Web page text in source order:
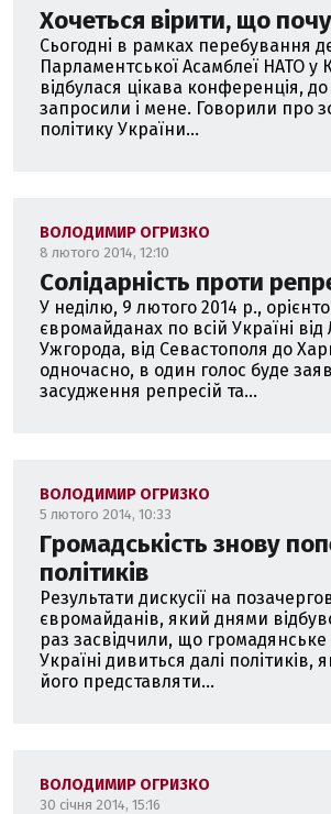
Хочеться вірити, що
Сьогодні в рамках перебування
Парламентської Асамблеї НАТО у
відбулася цікава конференція, до
запросили і мене. Говорили про
політику України...
ВОЛОДИМИР ОГРИЗКО
8 лютого 2014, 12:10
Солідарність проти
У неділю, 9 лютого 2014 р.,
євромайданах по всій Україні від
Ужгорода, від Севастополя до
одночасно, в один голос буде
засудження репресій та...
ВОЛОДИМИР ОГРИЗКО
5 лютого 2014, 10:33
Громадськість знову
політиків
Результати дискусії на
євромайданів, який днями
раз засвідчили, що громадянське
Україні дивиться далі політиків,
його представляти...
ВОЛОДИМИР ОГРИЗКО
30 січня 2014, 15:16